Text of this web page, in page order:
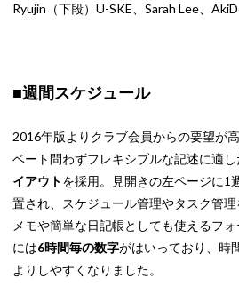
Ryujin（下段）U-SKE、Sarah Lee、
■週間スケジュール
2016年版よりクラブ会員からの要望が
ベート問わずフレキシブルな記述に適し
イアウトを採用。見開きの左ページに1
置され、スケジュール管理やタスク管
メモや簡単な日記帳としても使えるフ
には6時間毎の数字がはいっており、時
よりしやすくなりました。